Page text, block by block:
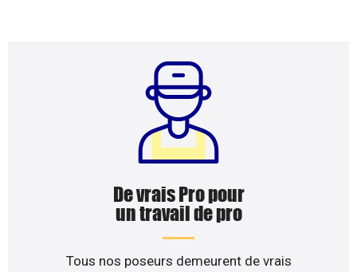
De vrais Pro pour
un travail de pro
Tous nos poseurs demeurent de vrais